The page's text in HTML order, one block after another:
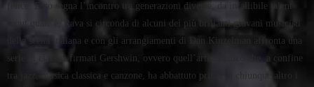
felice. Esso segna l’incontro tra generazioni diverse: da infallibile talent
scout quale è, Rava si circonda di alcuni dei più brillanti giovani musicisti
della scena italiana e con gli arrangiamenti di Dan Kinzelman affronta una
serie di classici firmati Gershwin, ovvero quell’artista unico che, a confine
tra jazz, musica classica e canzone, ha abbattuto prima di chiunque altro i